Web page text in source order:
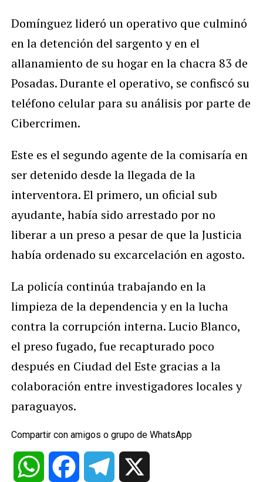
Domínguez lideró un operativo que culminó
en la detención del sargento y en el
allanamiento de su hogar en la chacra 83 de
Posadas. Durante el operativo, se confiscó su
teléfono celular para su análisis por parte de
Cibercrimen.
Este es el segundo agente de la comisaría en
ser detenido desde la llegada de la
interventora. El primero, un oficial sub
ayudante, había sido arrestado por no
liberar a un preso a pesar de que la Justicia
había ordenado su excarcelación en agosto.
La policía continúa trabajando en la
limpieza de la dependencia y en la lucha
contra la corrupción interna. Lucio Blanco,
el preso fugado, fue recapturado poco
después en Ciudad del Este gracias a la
colaboración entre investigadores locales y
paraguayos.
Compartir con amigos o grupo de WhatsApp
WhatsApp Facebook Telegram